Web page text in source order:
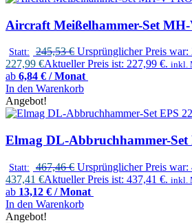
Aircraft Meißelhammer-Set
Statt: 245,53€ Ursprünglicher Preis war:
227,99 €Aktueller Preis ist: 227,99 €. inkl.
ab 6,84 € / Monat
In den Warenkorb
Angebot!
Elmag DL-Abbruchhammer-Set
Statt: 467,46€ Ursprünglicher Preis war:
437,41 €Aktueller Preis ist: 437,41 €. inkl.
ab 13,12 € / Monat
In den Warenkorb
Angebot!